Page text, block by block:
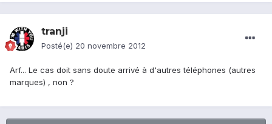
tranji
Posté(e) 20 novembre 2012
Arf... Le cas doit sans doute arrivé à d'autres téléphones (autres
marques) , non ?